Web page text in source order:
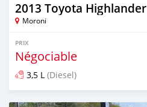
2013 Toyota Highlander
Moroni
PRIX
Négociable
3,5 L (Diesel)
Publié il y a plus d'un an